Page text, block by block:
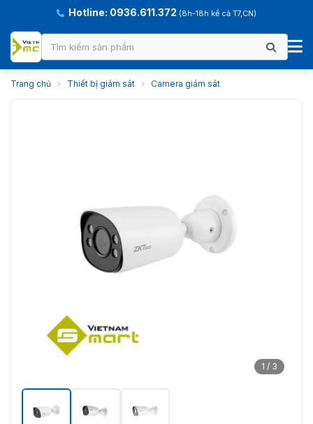
Hotline: 0936.611.372 (8h-18h kể cả T7,CN)
Trang chủ › Thiết bị giám sát › Camera giám sát
1 / 3